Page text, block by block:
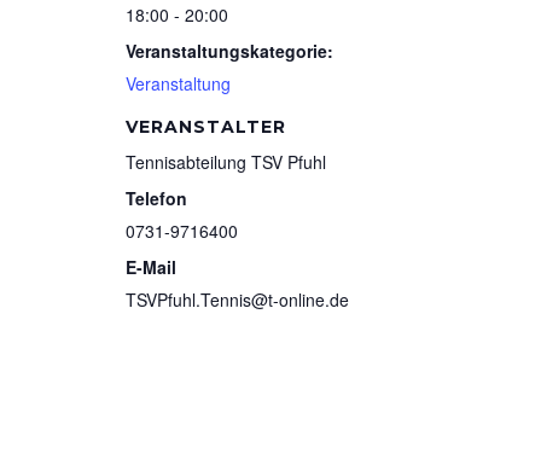
18:00 - 20:00
Veranstaltungskategorie:
Veranstaltung
VERANSTALTER
Tennisabteilung TSV Pfuhl
Telefon
0731-9716400
E-Mail
TSVPfuhl.Tennis@t-online.de